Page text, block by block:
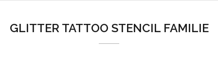
GLITTER TATTOO STENCIL FAMILIE